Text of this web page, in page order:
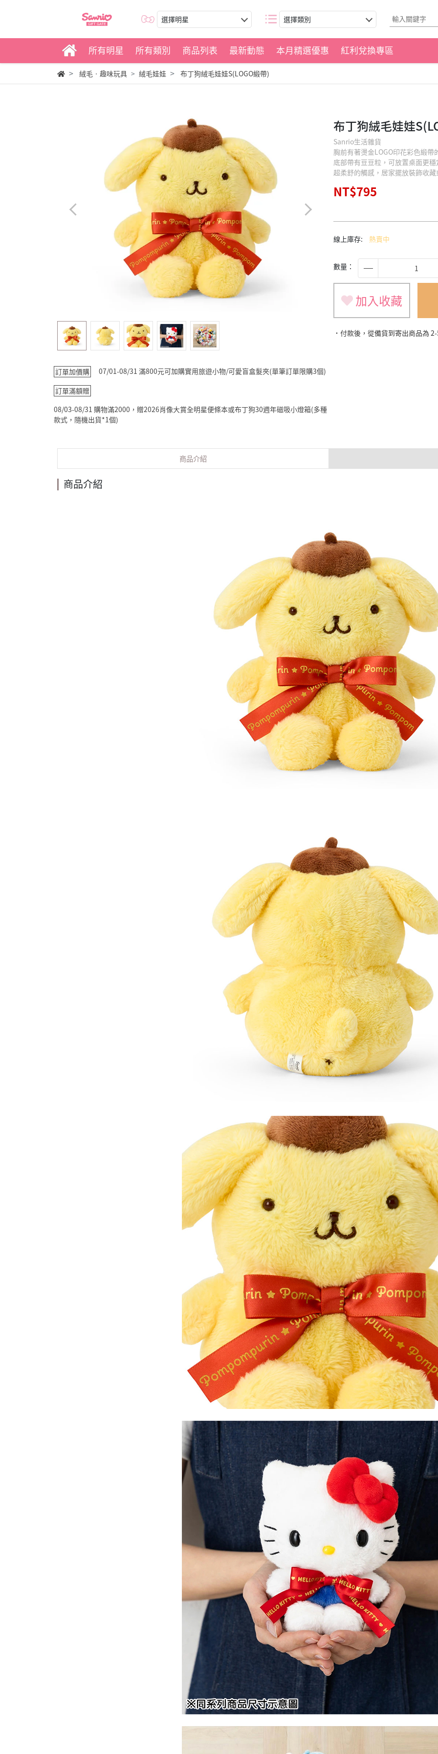
選擇明星 選擇類別
所有明星 所有類別 商品列表 最新動態 本月精選優惠 紅利兌換專區
絨毛‧趣味玩具 絨毛娃娃 布丁狗絨毛娃娃S(LOGO緞帶)
布丁狗絨毛娃娃
Sanrio生活雜貨
胸前有著燙金LOGO印花彩色緞帶
底部帶有豆豆粒，可放置桌面更
超柔舒的觸感，居家擺放裝飾收
NT$795
線上庫存: 熱賣中
數量：
加入收藏
˙付款後，從備貨到寄出商品為
訂單加價購
07/01-08/31 滿800元可加購實用旅遊小物/可愛盲盒髮夾(單筆訂單限購3個)
訂單滿額贈
08/03-08/31 購物滿2000，贈2026肖像大賞全明星便條本或布丁狗30週年磁吸小燈箱(多種
款式，隨機出貨*1個)
商品介紹
商品介紹